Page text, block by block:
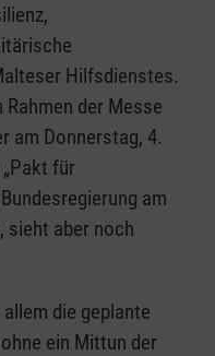
Hilfsdienstes.
der Messe
am Donnerstag, 4.
für
am
sieht aber noch
die geplante
ein Mittun der